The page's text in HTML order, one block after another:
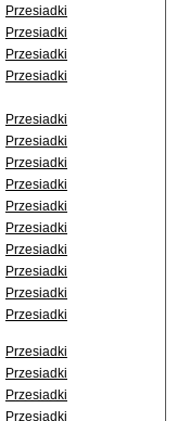
Przesiadki
Przesiadki
Przesiadki
Przesiadki
Przesiadki
Przesiadki
Przesiadki
Przesiadki
Przesiadki
Przesiadki
Przesiadki
Przesiadki
Przesiadki
Przesiadki
Przesiadki
Przesiadki
Przesiadki
Przesiadki